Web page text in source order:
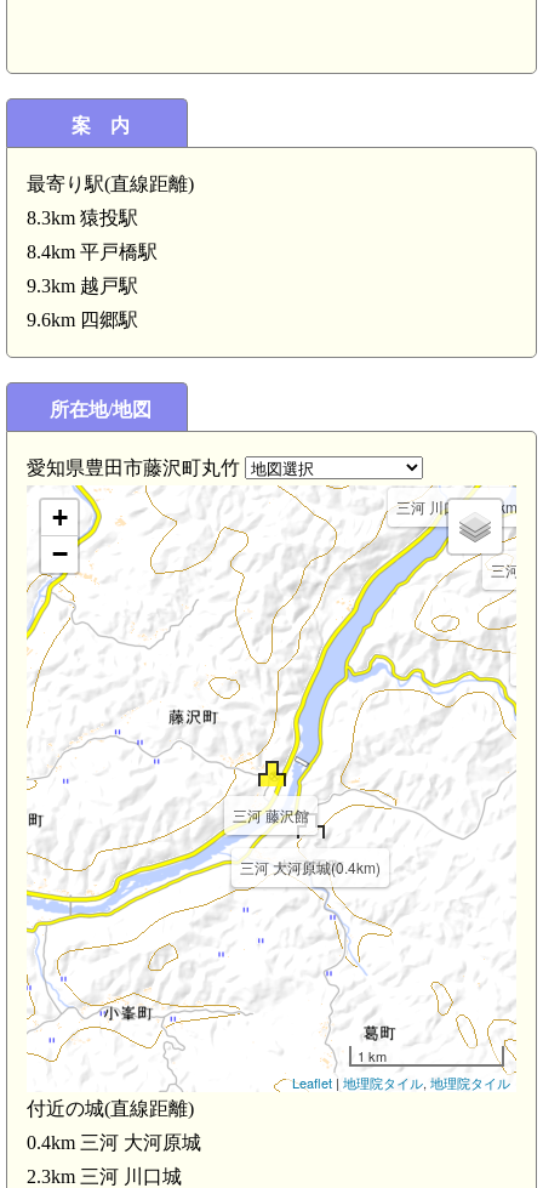
案 内
最寄り駅(直線距離)
8.3km 猿投駅
8.4km 平戸橋駅
9.3km 越戸駅
9.6km 四郷駅
所在地/地図
愛知県豊田市藤沢町丸竹
三河 藤沢館
三河 大河原城(0.4km)
三河 川口城(2.3km)
三河 橋
三河 御作城(2.8km)
+
−
1 km
Leaflet | 地理院タイル, 地理院タイル
付近の城(直線距離)
0.4km 三河 大河原城
2.3km 三河 川口城